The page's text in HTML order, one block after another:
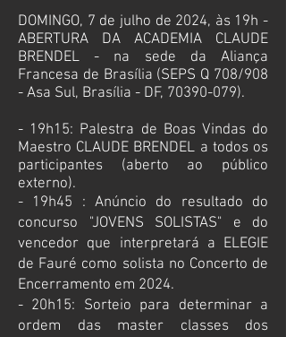
DOMINGO, 7 de julho de 2024, às 19h -
ABERTURA DA ACADEMIA CLAUDE
BRENDEL - na sede da Aliança
Francesa de Brasília (SEPS Q 708/908
- Asa Sul, Brasília - DF, 70390-079).
- 19h15: Palestra de Boas Vindas do
Maestro CLAUDE BRENDEL a todos os
participantes (aberto ao público
externo).
- 19h45 : Anúncio do resultado do
concurso "JOVENS SOLISTAS" e do
vencedor que interpretará a ELEGIE
de Fauré como solista no Concerto de
Encerramento em 2024.
- 20h15: Sorteio para determinar a
ordem das master classes dos